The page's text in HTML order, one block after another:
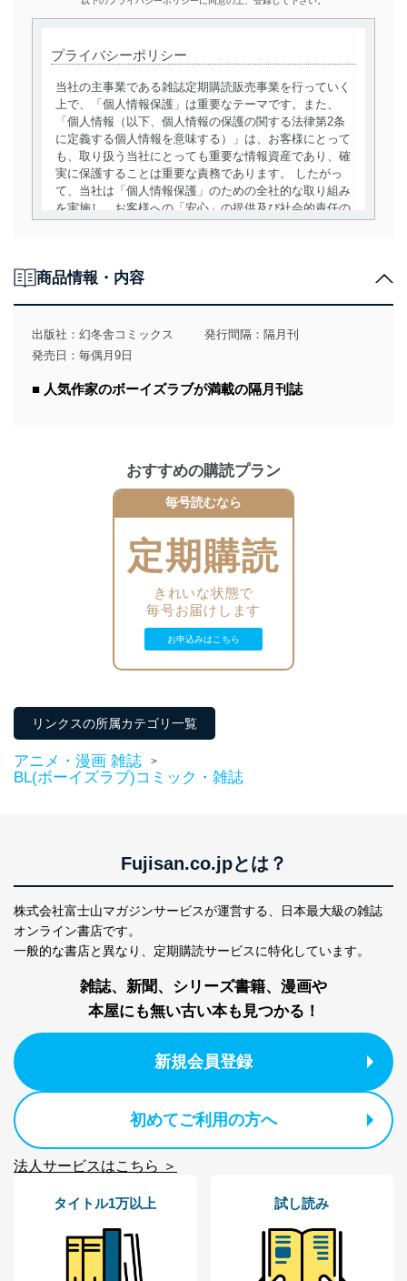
プライバシーポリシー
当社の主事業である雑誌定期購読販売事業を行っていく
上で、「個人情報保護」は重要なテーマです。また、
「個人情報（以下、個人情報の保護の関する法律第2条
に定義する個人情報を意味する）」は、お客様にとって
も、取り扱う当社にとっても重要な情報資産であり、確
実に保護することは重要な責務であります。 したがっ
て、当社は「個人情報保護」のための全社的な取り組み
を実施し、お客様への「安心」の提供及び社会的責任の
用目的を明確にし、本人の同意を得たうえで利用目的の
達成に必要な範囲内で適法かつ公正な手段によって取
得・利用・提供を行います。また、当社が保有している
個人情報は、同意を得ずに目的外利用、第三者への提
みを確実にするため、従業者等の教育を徹底してまいり
当社は、個人情報に関連する法令、国が定める指針及び
その他の規範を遵守します。また、当社の管理の仕組み
当社は、個人情報の正確性及び安全性を確保するため
に、下記セキュリティ対策をはじめとする安全対策を実
施し、個人情報の漏えい、滅失またはき損の防止及び是
正に努めます。
個人データを取り扱うことのできる機器及び当該
機器を取り扱う従業者を明確化し、 個人データへ
の不要なアクセスを防止しています。
アクセス者の識別と認証
システムを最新の状態に保持しています。
個人データを取り扱う機器等にセキュリティ対策
ソフトウェア等を導入し、自動更新 機能等の活用
情報システムの使用に伴う漏洩等の防止
メール等により個人データの含まれるファイルを
送信する場合に、当該ファイルへのパスワードを
設定しています。
当社は、内部監査及びマネジメントレビューの機会を通
ステムに関するご相談及び苦情については以下までご連
絡ください。
適切、かつ迅速に対応させていただきます。
商品情報・内容
出版社： 幻冬舎コミックス
発行間隔：隔月刊
発売日：毎偶月9日
■ 人気作家のボーイズラブが満載の隔月刊誌
おすすめの購読プラン
毎号読むなら
定期購読
きれいな状態で
毎号お届けします
お申込みはこちら
リンクスの所属カテゴリ一覧
アニメ・漫画 雑誌 >
BL(ボーイズラブ)コミック・雑誌
Fujisan.co.jpとは？
株式会社富士山マガジンサービスが運営する、
日本最大級の雑誌
オンライン書店です。
一般的な書店と異なり、 定期購読サービスに特化しています。
雑誌、新聞、シリーズ書籍、漫画や
本屋にも無い古い本も見つかる！
新規会員登録
初めてご利用の方へ
法人サービスはこちら ＞
タイトル1万以上 試し読み